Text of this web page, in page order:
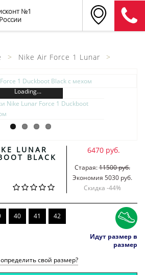
№1
Nike Air Force 1 Lunar
Loading...
LUNAR
BLACK
6470 руб.
Старая:11500 руб.
Экономия 5030 руб.
Скидка -44%
40 41 42
Идут размер в
размер
свой размер?